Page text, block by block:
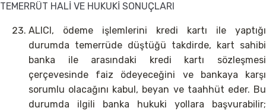
TEMERRÜT HALİ VE HUKUKİ SONUÇLARI
ALICI, ödeme işlemlerini kredi kartı ile yaptığı
durumda temerrüde düştüğü takdirde, kart sahibi
banka ile arasındaki kredi kartı sözleşmesi
çerçevesinde faiz ödeyeceğini ve bankaya karşı
sorumlu olacağını kabul, beyan ve taahhüt eder. Bu
durumda ilgili banka hukuki yollara başvurabilir;